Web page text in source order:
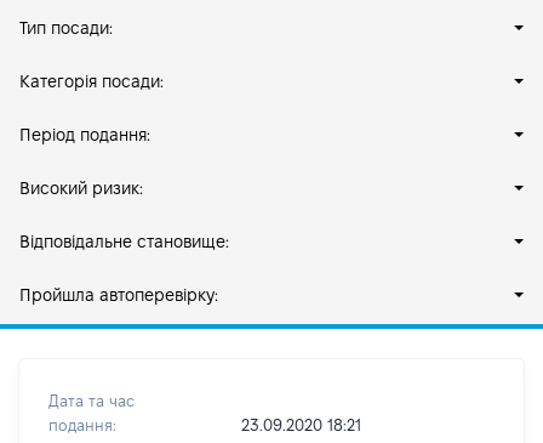
Тип посади:
Категорія посади:
Період подання:
Високий ризик:
Відповідальне становище:
Пройшла автоперевірку:
Дата та час
подання:
23.09.2020 18:21